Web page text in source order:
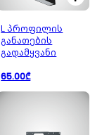
L პროფილის
განათების
გადამყვანი
65.00₾